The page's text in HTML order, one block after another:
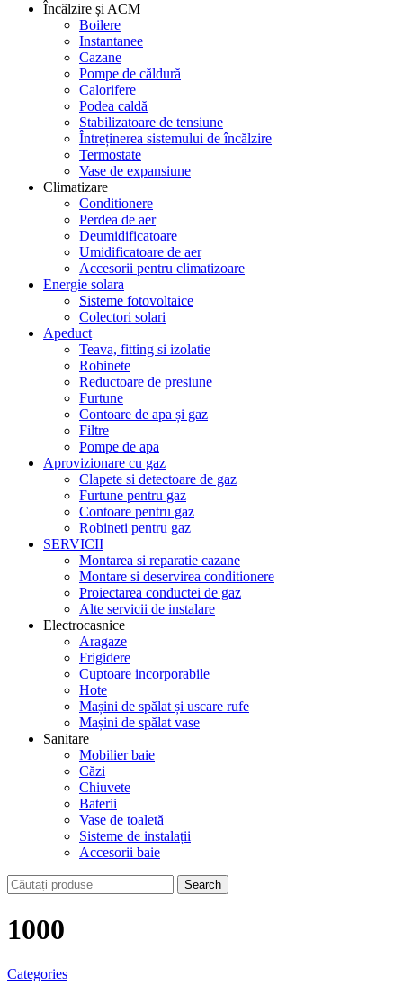
Încălzire și ACM
Boilere
Instantanee
Cazane
Pompe de căldură
Calorifere
Podea caldă
Stabilizatoare de tensiune
Întreținerea sistemului de încălzire
Termostate
Vase de expansiune
Climatizare
Conditionere
Perdea de aer
Deumidificatoare
Umidificatoare de aer
Accesorii pentru climatizoare
Energie solara
Sisteme fotovoltaice
Colectori solari
Apeduct
Teava, fitting si izolatie
Robinete
Reductoare de presiune
Furtune
Contoare de apa și gaz
Filtre
Pompe de apa
Aprovizionare cu gaz
Clapete si detectoare de gaz
Furtune pentru gaz
Contoare pentru gaz
Robineti pentru gaz
SERVICII
Montarea si reparatie cazane
Montare si deservirea conditionere
Proiectarea conductei de gaz
Alte servicii de instalare
Electrocasnice
Aragaze
Frigidere
Cuptoare incorporabile
Hote
Mașini de spălat și uscare rufe
Mașini de spălat vase
Sanitare
Mobilier baie
Căzi
Chiuvete
Baterii
Vase de toaletă
Sisteme de instalații
Accesorii baie
Search
1000
Categories